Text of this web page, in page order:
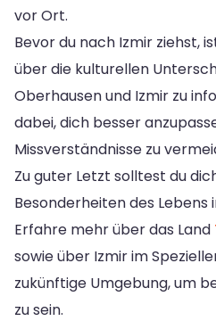
vor Ort.
Bevor du nach Izmir ziehst,
über die kulturellen
Oberhausen und Izmir zu
dabei, dich besser
Missverständnisse zu
Zu guter Letzt solltest du
Besonderheiten des Lebens
Erfahre mehr über das Land
sowie über Izmir im
zukünftige Umgebung, um
zu sein.